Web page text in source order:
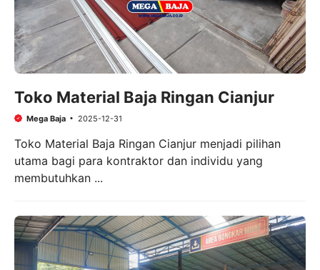
Toko Material Baja Ringan Cianjur
Mega Baja 2025-12-31
Toko Material Baja Ringan Cianjur menjadi pilihan
utama bagi para kontraktor dan individu yang
membutuhkan ...